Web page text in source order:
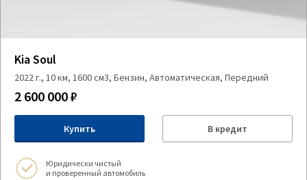
Kia Soul
2022 г., 10 км, 1600 см3, Бензин, Автоматическая, Передний
2 600 000 ₽
Купить В кредит
Юридически чистый
и проверенный автомобиль